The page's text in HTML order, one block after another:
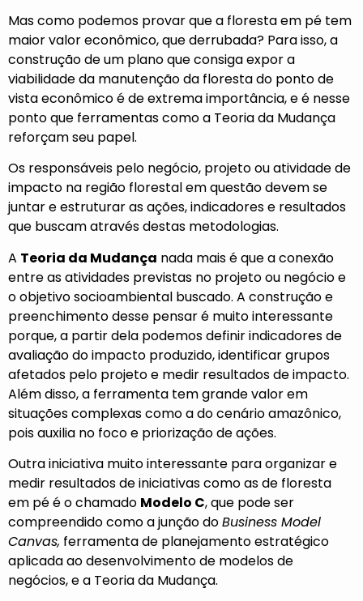
Mas como podemos provar que a floresta em pé tem
maior valor econômico, que derrubada? Para isso, a
construção de um plano que consiga expor a
viabilidade da manutenção da floresta do ponto de
vista econômico é de extrema importância, e é nesse
ponto que ferramentas como a Teoria da Mudança
reforçam seu papel.
Os responsáveis pelo negócio, projeto ou atividade de
impacto na região florestal em questão devem se
juntar e estruturar as ações, indicadores e resultados
que buscam através destas metodologias.
A Teoria da Mudança nada mais é que a conexão
entre as atividades previstas no projeto ou negócio e
o objetivo socioambiental buscado. A construção e
preenchimento desse pensar é muito interessante
porque, a partir dela podemos definir indicadores de
avaliação do impacto produzido, identificar grupos
afetados pelo projeto e medir resultados de impacto.
Além disso, a ferramenta tem grande valor em
situações complexas como a do cenário amazônico,
pois auxilia no foco e priorização de ações.
Outra iniciativa muito interessante para organizar e
medir resultados de iniciativas como as de floresta
em pé é o chamado Modelo C, que pode ser
compreendido como a junção doBusiness Model
Canvas, ferramenta de planejamento estratégico
aplicada ao desenvolvimento de modelos de
negócios, e a Teoria da Mudança.